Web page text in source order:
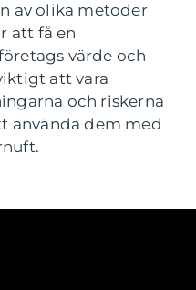
av olika metoder
att få en
värde och
att vara
och riskerna
använda dem med